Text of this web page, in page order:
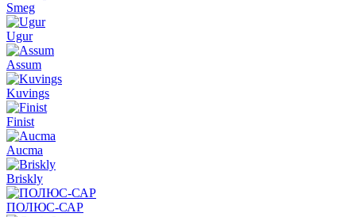
Smeg
Ugur
Assum
Kuvings
Finist
Aucma
Briskly
ПОЛЮС-САР